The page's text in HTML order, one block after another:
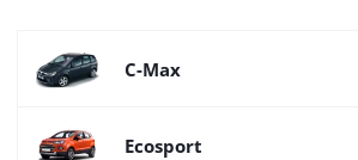
C-Max
Ecosport